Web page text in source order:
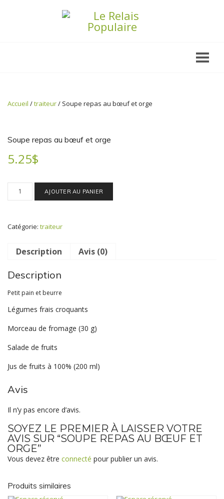
Accueil /traiteur/ Soupe repas au bœuf et orge
Soupe repas au bœuf et orge
5.25$
quantité
et
orge
AJOUTER AU PANIER
Catégorie: traiteur
Description Avis (0)
Description
Petit pain et beurre
Légumes frais croquants
Morceau de fromage (30 g)
Salade de fruits
Jus de fruits à 100% (200 ml)
Avis
Il n’y pas encore d’avis.
SOYEZ LE PREMIER À LAISSER VOTRE
AVIS SUR “SOUPE REPAS AU BŒUF ET
ORGE”
Vous devez être connecté pour publier un avis.
Produits similaires